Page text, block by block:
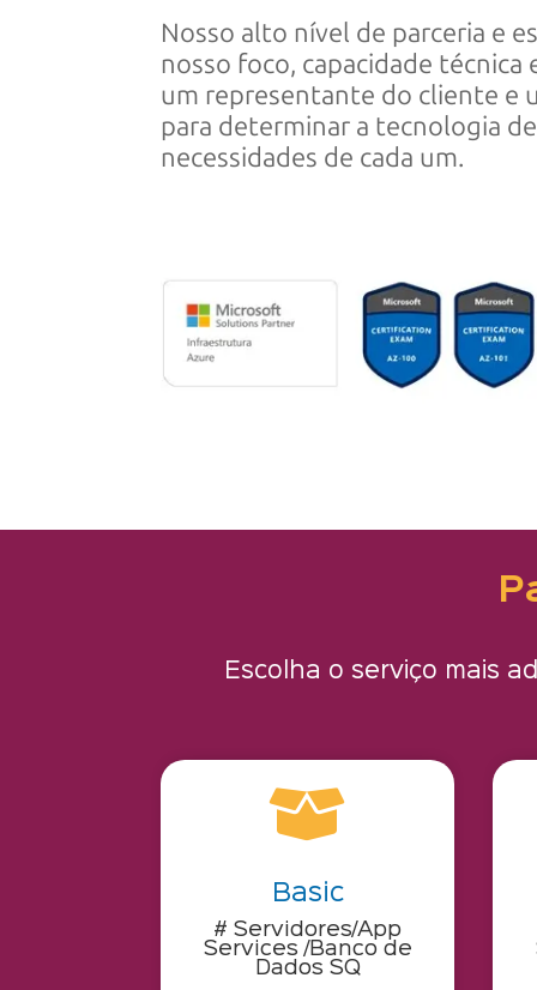
Nosso alto nível de parceria e
nosso foco, capacidade técnica
um representante do cliente e
para determinar a tecnologia
necessidades de cada um.
Escolha o serviço mais

Basic
# Servidores/App
Services /Banco de
Dados SQ